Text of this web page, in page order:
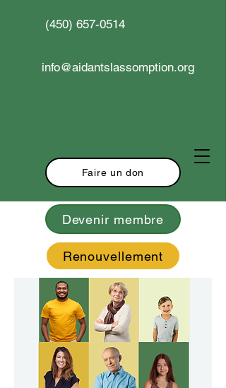
Devenir membre
Renouvellement
(450) 657-0514
info@aidantslassomption.org
Faire un don